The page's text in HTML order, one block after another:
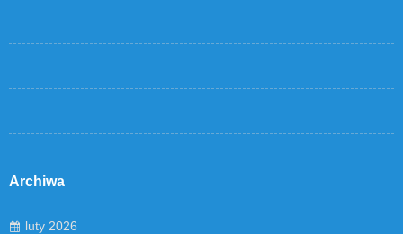
Archiwa
luty 2026